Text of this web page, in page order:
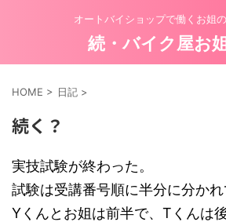
オートバイショップで働くお姐の
続・バイク屋お
HOME > 日記 >
続く？
実技試験が終わった。
試験は受講番号順に半分に分かれ
Yくんとお姐は前半で、Tくんは